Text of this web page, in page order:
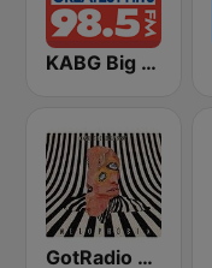
KABG Big 98.5 FM
GotRadio - Alternative